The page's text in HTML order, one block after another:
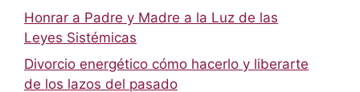
Honrar a Padre y Madre a la Luz de las
Leyes Sistémicas
Divorcio energético cómo hacerlo y liberarte
de los lazos del pasado